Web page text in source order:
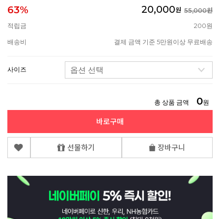
63% 20,000원 55,000원
적립금
200원
배송비 결제 금액 기준 5만원이상 무료배송
사이즈
총 상품 금액 0원
바로구매
선물하기 장바구니